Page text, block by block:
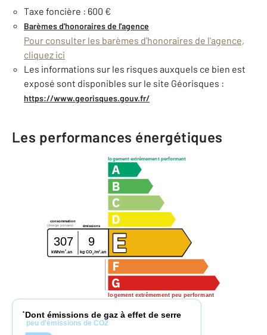
Taxe foncière : 600 €
Barèmes d'honoraires de l'agence
Pour consulter les barèmes d'honoraires de l'agence,
cliquez ici
Les informations sur les risques auxquels ce bien est
exposé sont disponibles sur le site Géorisques :
https://www.georisques.gouv.fr/
Les performances énergétiques
logement extrêmement performant
logement extrêmement peu performant
consommation
émissions
(énergie primaire)
307 9
kWh/m2.an kg CO2/m2 .an
* Dont émissions de gaz à effet de serre
peu d'émissions de CO2